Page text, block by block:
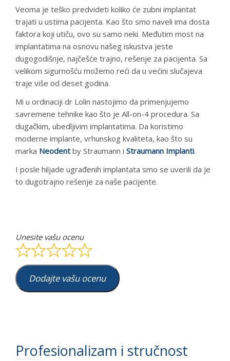
Veoma je teško predvideti koliko će zubni implantat
trajati u ustima pacijenta. Kao što smo naveli ima dosta
faktora koji utiču, ovo su samo neki. Međutim most na
implantatima na osnovu našeg iskustva jeste
dugogodišnje, najčešće trajno, rešenje za pacijenta. Sa
velikom sigurnošću možemo reći da u većini slučajeva
traje više od deset godina.
Mi u ordinaciji dr Lolin nastojimo da primenjujemo
savremene tehnike kao što je All-on-4 procedura. Sa
dugačkim, ubedljivim implantatima. Da koristimo
moderne implante, vrhunskog kvaliteta, kao što su
marka Neodent by Straumann i Straumann Implanti.
I posle hiljade ugrađenih implantata smo se uverili da je
to dugotrajno rešenje za naše pacijente.
Unesite vašu ocenu
Dodajte vašu ocenu
Profesionalizam i stručnost